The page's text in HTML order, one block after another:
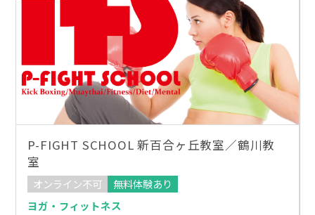
P-FIGHT SCHOOL 新百合ヶ丘教室／鶴川教
室
オンライン不可
無料体験あり
ヨガ・フィットネス